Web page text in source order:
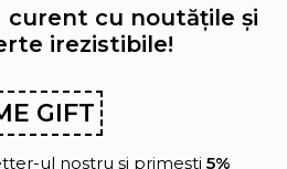
curent cu noutățile și
irezistibile!
GIFT
ul nostru și primești 5%